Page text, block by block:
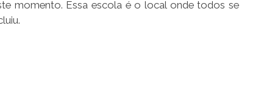
momento. Essa escola é o local onde todos se